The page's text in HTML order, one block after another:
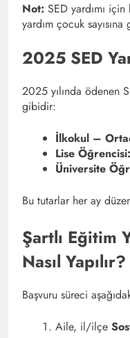
Not: SED yardımı
yardım çocuk
2025 SED
2025 yılında ödenen
gibidir:
İlkokul –
Lise Öğrencisi:
Üniversite
Bu tutarlar her ay
Şartlı Eğitim
Nasıl Yapılır?
Başvuru süreci
Aile, il/ilçe